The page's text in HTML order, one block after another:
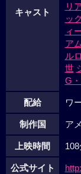
キャスト
リ
ッ
ィ
ア
ル
世
G
配給 ワ
制作国 ア
上映時間
公式サイト